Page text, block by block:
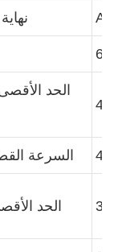
A2-
6
الحد
45
السرعة
الحد 300